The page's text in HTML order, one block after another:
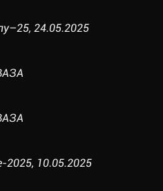
24.05.2025
2025, 10.05.2025